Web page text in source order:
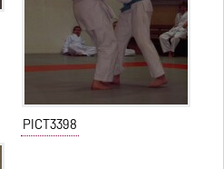
PICT3398